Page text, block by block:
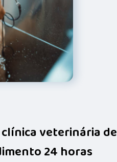
veterinária de
24 horas